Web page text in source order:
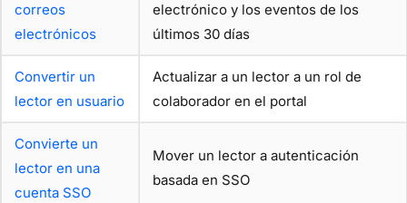
correos
electrónicos
electrónico y los eventos de los
últimos 30 días
Convertir un
lector en usuario
Actualizar a un lector a un rol de
colaborador en el portal
Convierte un
lector en una
cuenta SSO
Mover un lector a autenticación
basada en SSO